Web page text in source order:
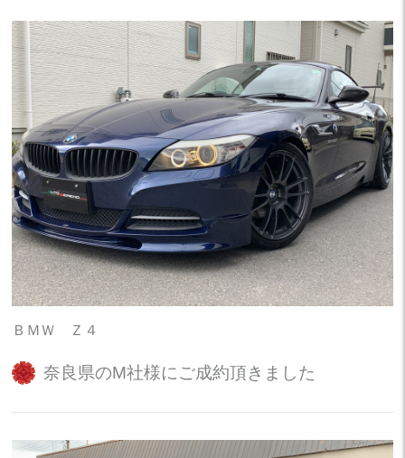
ＢＭＷ Ｚ４
奈良県のM社様にご成約頂きました